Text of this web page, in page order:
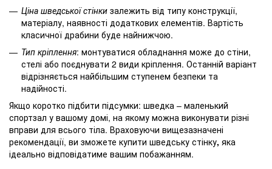
Ціна шведської стінки залежить від типу конструкції,
матеріалу, наявності додаткових елементів. Вартість
класичної драбини буде найнижчою.
Тип кріплення: монтуватися обладнання може до стіни,
стелі або поєднувати 2 види кріплення. Останній варіант
відрізняється найбільшим ступенем безпеки та
надійності.
Якщо коротко підбити підсумки: шведка – маленький
спортзал у вашому домі, на якому можна виконувати різні
вправи для всього тіла. Враховуючи вищезазначені
рекомендації, ви зможете купити шведську стінку, яка
ідеально відповідатиме вашим побажанням.